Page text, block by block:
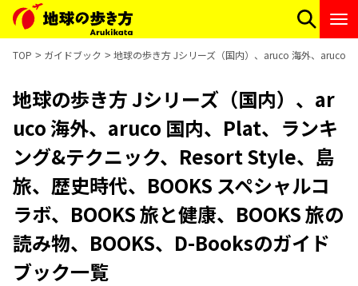
TOP ガイドブック 地球の歩き方 Jシリーズ（国内）、aruco 海外、aruco
地球の歩き方 Jシリーズ（国内）、ar
uco 海外、aruco 国内、Plat、ランキ
ング&テクニック、Resort Style、島
旅、歴史時代、BOOKS スペシャルコ
ラボ、BOOKS 旅と健康、BOOKS 旅の
読み物、BOOKS、D-Booksのガイド
ブック一覧